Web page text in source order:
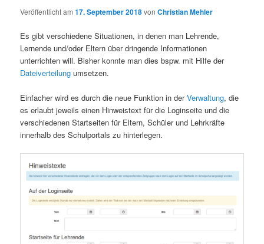
Veröffentlicht am17. September 2018vonChristian Mehler
Es gibt verschiedene Situationen, in denen man Lehrende,
Lernende und/oder Eltern über dringende Informationen
unterrichten will. Bisher konnte man dies bspw. mit Hilfe der
Dateiverteilung umsetzen.
Einfacher wird es durch die neue Funktion in derVerwaltung, die
es erlaubt jeweils einen Hinweistext für die Loginseite und die
verschiedenen Startseiten für Eltern, Schüler und Lehrkräfte
innerhalb des Schulportals zu hinterlegen.